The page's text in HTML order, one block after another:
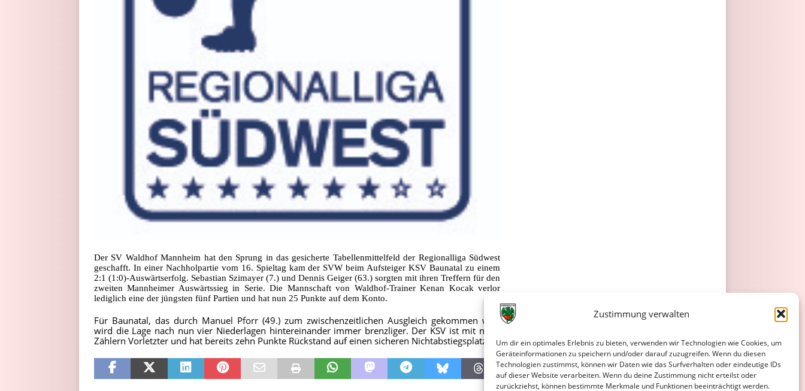
Zustimmung verwalten
Um dir ein optimales Erlebnis zu bieten, verwenden wir Technologien wie Cookies, um
Geräteinformationen zu speichern und/oder darauf zuzugreifen. Wenn du diesen
Technologien zustimmst, können wir Daten wie das Surfverhalten oder eindeutige IDs
auf dieser Website verarbeiten. Wenn du deine Zustimmung nicht erteilst oder
zurückziehst, können bestimmte Merkmale und Funktionen beeinträchtigt werden.
Der SV Waldhof Mannheim hat den Sprung in das gesicherte Tabellenmittelfeld der Regionalliga Südwest
geschafft. In einer Nachholpartie vom 16. Spieltag kam der SVW beim Aufsteiger KSV Baunatal zu einem
2:1 (1:0)-Auswärtserfolg. Sebastian Szimayer (7.) und Dennis Geiger (63.) sorgten mit ihren Treffern für den
zweiten Mannheimer Auswärtssieg in Serie. Die Mannschaft von Waldhof-Trainer Kenan Kocak verlor
lediglich eine der jüngsten fünf Partien und hat nun 25 Punkte auf dem Konto.
Für Baunatal, das durch Manuel Pforr (49.) zum zwischenzeitlichen Ausgleich gekommen war,
wird die Lage nach nun vier Niederlagen hintereinander immer brenzliger. Der KSV ist mit neun
Zählern Vorletzter und hat bereits zehn Punkte Rückstand auf einen sicheren Nichtabstiegsplatz.